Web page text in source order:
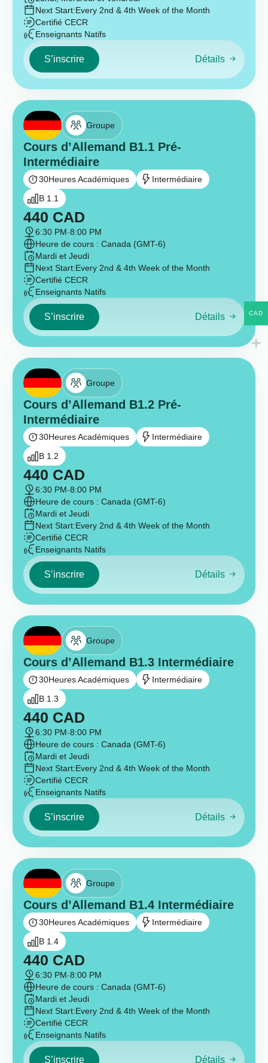
Next Start:Every 2nd & 4th Week of the Month
Certifié CECR
Enseignants Natifs
S’inscrire Détails
Groupe
Cours d’Allemand B1.1 Pré-
Intermédiaire
30Heures Académiques
Intermédiaire
B 1.1
440 CAD
6:30 PM-8:00 PM
Heure de cours : Canada (GMT-6)
Mardi et Jeudi
Next Start:Every 2nd & 4th Week of the Month
Certifié CECR
Enseignants Natifs
S’inscrire Détails
Groupe
Cours d’Allemand B1.2 Pré-
Intermédiaire
30Heures Académiques
Intermédiaire
B 1.2
440 CAD
6:30 PM-8:00 PM
Heure de cours : Canada (GMT-6)
Mardi et Jeudi
Next Start:Every 2nd & 4th Week of the Month
Certifié CECR
Enseignants Natifs
S’inscrire Détails
Groupe
Cours d’Allemand B1.3 Intermédiaire
30Heures Académiques
Intermédiaire
B 1.3
440 CAD
6:30 PM-8:00 PM
Heure de cours : Canada (GMT-6)
Mardi et Jeudi
Next Start:Every 2nd & 4th Week of the Month
Certifié CECR
Enseignants Natifs
S’inscrire Détails
Groupe
Cours d’Allemand B1.4 Intermédiaire
30Heures Académiques
Intermédiaire
B 1.4
440 CAD
6:30 PM-8:00 PM
Heure de cours : Canada (GMT-6)
Mardi et Jeudi
Next Start:Every 2nd & 4th Week of the Month
Certifié CECR
Enseignants Natifs
S’inscrire Détails
CAD